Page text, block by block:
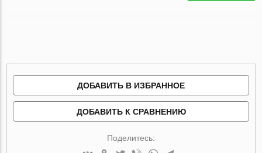
ДОБАВИТЬ В ИЗБРАННОЕ
ДОБАВИТЬ К СРАВНЕНИЮ
Поделитесь: